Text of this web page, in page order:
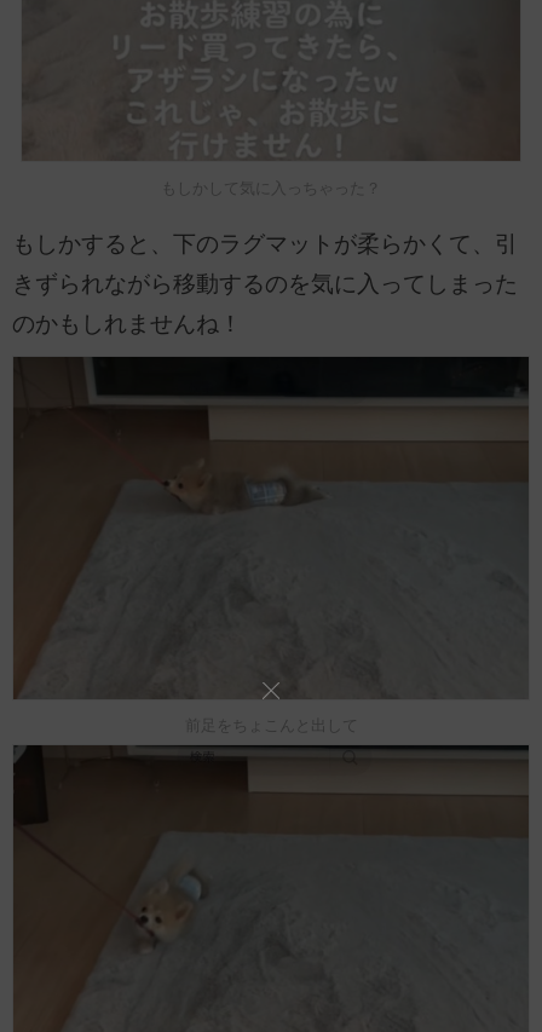
もしかして気に入っちゃった？
もしかすると、下のラグマットが柔らかくて、引
きずられながら移動するのを気に入ってしまった
のかもしれませんね！
前足をちょこんと出して